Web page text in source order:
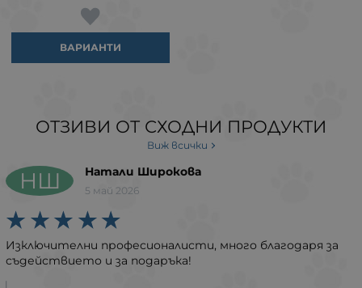
ВАРИАНТИ
ОТЗИВИ ОТ СХОДНИ ПРОДУКТИ
Виж всички
НШ Натали Широкова
5 май 2026
Изключителни професионалисти, много благодаря за
съдействието и за подаръка!